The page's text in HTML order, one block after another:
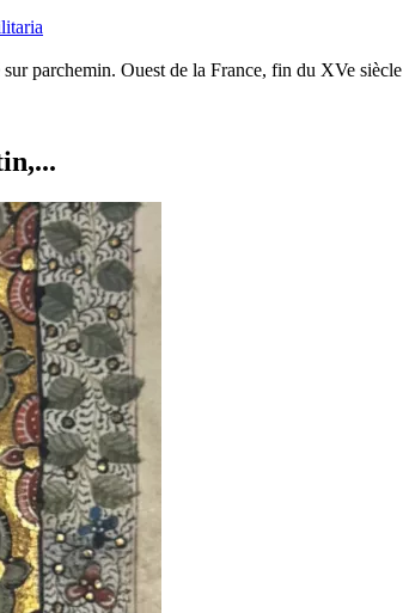
parchemin. Ouest de la France, fin du XVe siècle